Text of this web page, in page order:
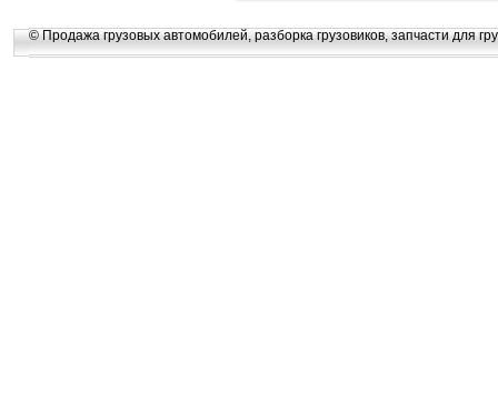
© Продажа грузовых автомобилей, разборка грузовиков, запчасти для